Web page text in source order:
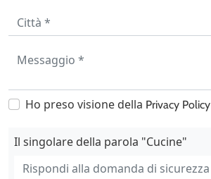
Ho preso visione della Privacy Policy
Il singolare della parola "Cucine"